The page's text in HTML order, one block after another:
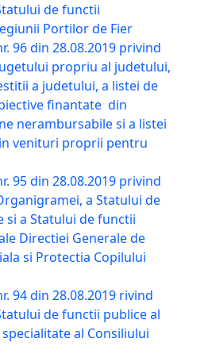
de functii
Portilor de Fier
96 din 28.08.2019 privind
propriu al judetului,
a judetului, a listei de
finantate din
nerambursabile si a listei
venituri proprii pentru
95 din 28.08.2019 privind
a Statului de
si a Statului de functii
Directiei Generale de
si Protectia Copilului
94 din 28.08.2019 rivind
de functii publice al
al Consiliului